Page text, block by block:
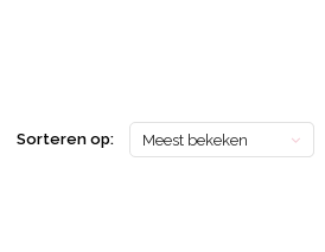
Sorteren op: Meest bekeken